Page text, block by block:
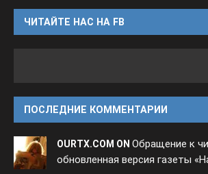
ЧИТАЙТЕ НАС НА FB
ПОСЛЕДНИЕ КОММЕНТАРИИ
OURTX.COM ON Обращение к
обновленная версия газеты